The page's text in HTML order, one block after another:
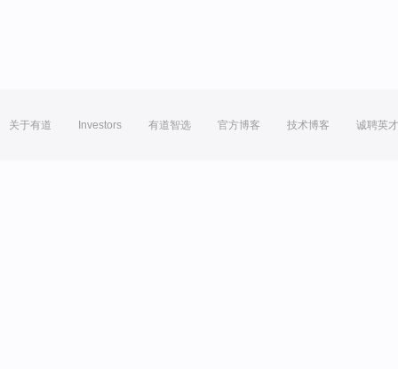
关于有道 Investors 有道智选 官方博客 技术博客 诚聘英才